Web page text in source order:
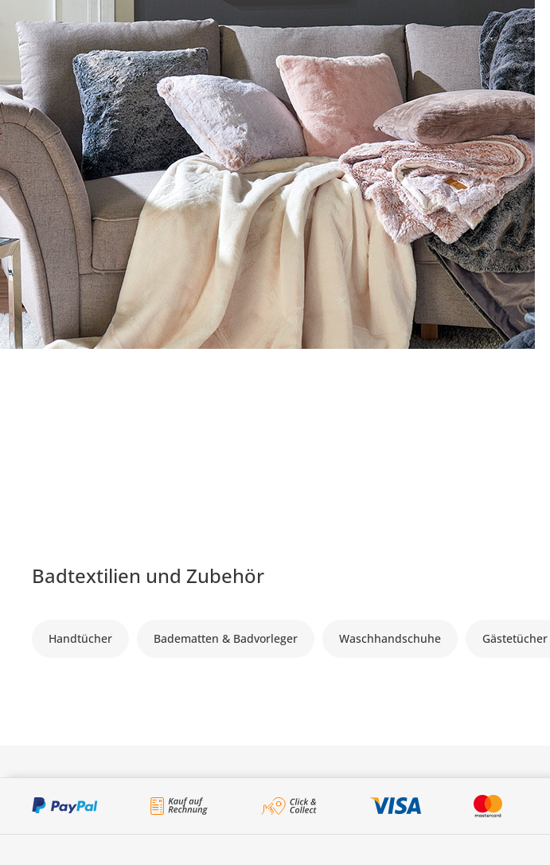
Badtextilien und Zubehör
Handtücher Badematten & Badvorleger Waschhandschuhe Gästetücher